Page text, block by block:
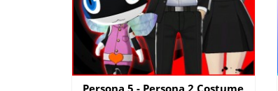
Persona 5 - Persona 2 Costume